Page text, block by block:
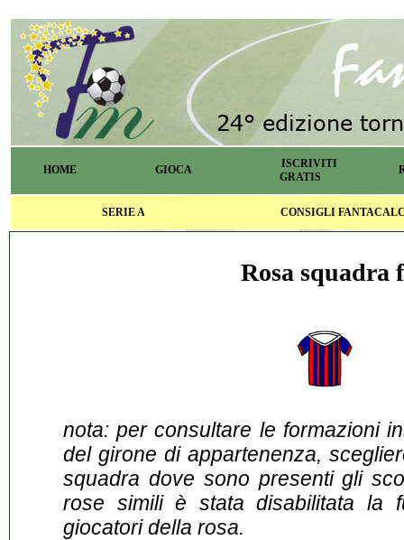
HOME GIOCA
ISCRIVITI
GRATIS
SERIE A CONSIGLI
Rosa squadra
nota: per consultare le formazioni
del girone di appartenenza,
squadra dove sono presenti gli
rose simili è stata disabilitata la
giocatori della rosa.